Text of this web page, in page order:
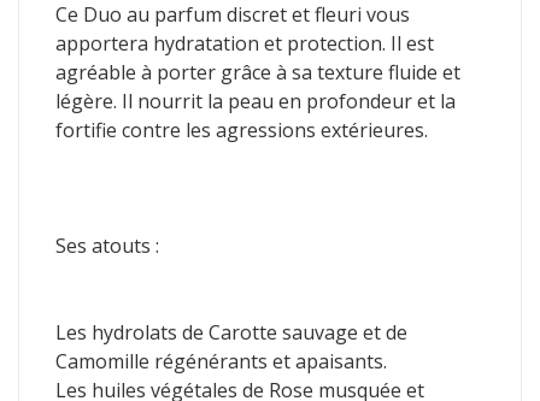
Ce Duo au parfum discret et fleuri vous
apportera hydratation et protection. Il est
agréable à porter grâce à sa texture fluide et
légère. Il nourrit la peau en profondeur et la
fortifie contre les agressions extérieures.
Ses atouts :
Les hydrolats de Carotte sauvage et de
Camomille régénérants et apaisants.
Les huiles végétales de Rose musquée et